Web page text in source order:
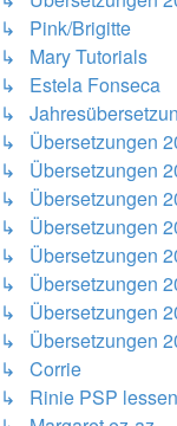
↳ Pink/Brigitte
↳ Mary Tutorials
↳ Estela Fonseca
↳
↳ Übersetzungen
↳ Übersetzungen
↳ Übersetzungen
↳ Übersetzungen
↳ Übersetzungen
↳ Übersetzungen
↳ Übersetzungen
↳ Übersetzungen
↳ Corrie
↳ Rinie PSP lessen